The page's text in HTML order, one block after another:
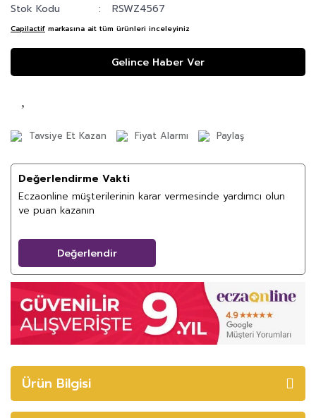
Stok Kodu
RSWZ4567
Capilactif markasına ait tüm ürünleri inceleyiniz
Gelince Haber Ver
Tavsiye Et Kazan Fiyat Alarmı Paylaş
Değerlendirme Vakti
Eczaonline müşterilerinin karar vermesinde yardımcı olun
ve puan kazanın
Değerlendir
Ürün Bilgisi